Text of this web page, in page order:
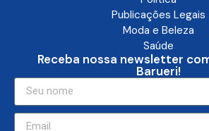
Publicações Legais
Moda e Beleza
Saúde
Receba nossa newsletter
Barueri!